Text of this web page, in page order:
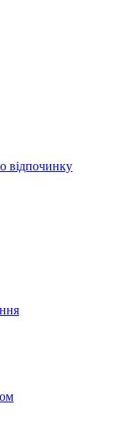
відпочинку